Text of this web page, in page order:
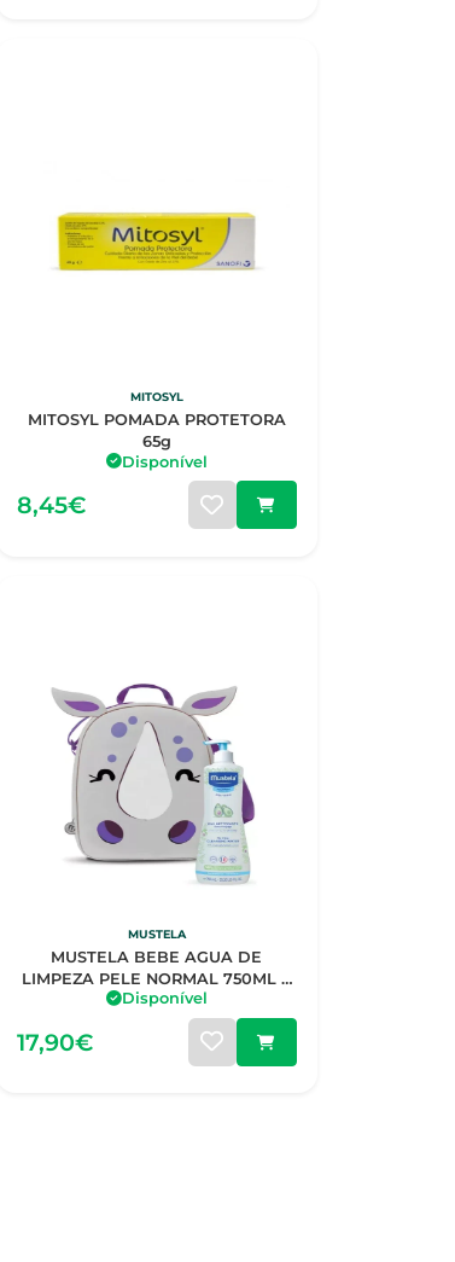
MITOSYL
MITOSYL POMADA PROTETORA
65g
Disponível
8,45€
MUSTELA
MUSTELA BEBE AGUA DE
LIMPEZA PELE NORMAL 750ML +
MOCHILA RINO
Disponível
17,90€